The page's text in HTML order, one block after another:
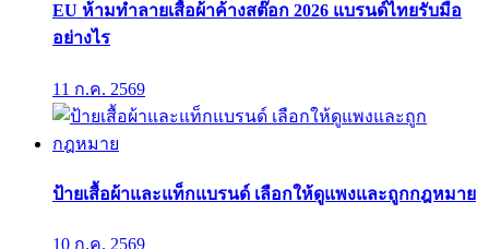
EU ห้ามทำลายเสื้อผ้าค้างสต๊อก 2026 แบรนด์ไทยรับมือ
อย่างไร
11 ก.ค. 2569
ป้ายเสื้อผ้าและแท็กแบรนด์ เลือกให้ดูแพงและถูกกฎหมาย
10 ก.ค. 2569